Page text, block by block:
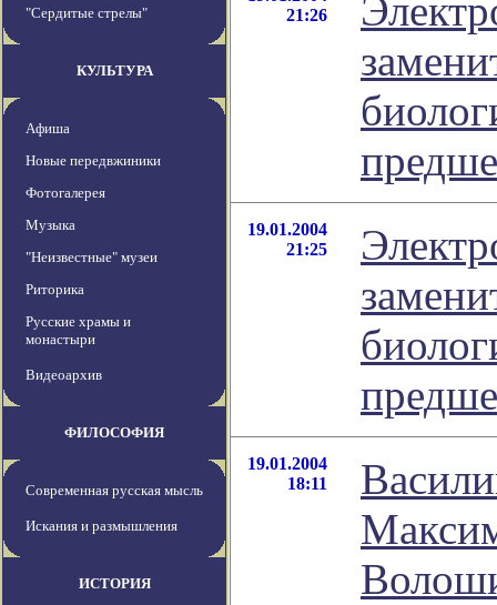
"Сердитые стрелы"
КУЛЬТУРА
Афиша
Новые передвжиники
Фотогалерея
Музыка
"Неизвестные" музеи
Риторика
Русские храмы и
монастыри
Видеоархив
ФИЛОСОФИЯ
Современная русская мысль
Искания и размышления
ИСТОРИЯ
21:26
19.01.2004
21:25
19.01.2004
18:11